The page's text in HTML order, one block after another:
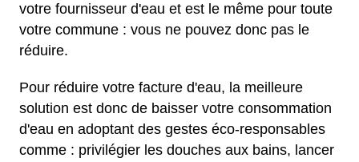
votre fournisseur d'eau et est le même pour toute
votre commune : vous ne pouvez donc pas le
réduire.
Pour réduire votre facture d'eau, la meilleure
solution est donc de baisser votre consommation
d'eau en adoptant des gestes éco-responsables
comme : privilégier les douches aux bains, lancer